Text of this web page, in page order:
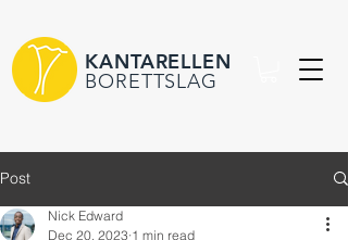
KANTARELLEN
BORETTSLAG
Post
Nick Edward
Dec 20, 2023 1 min read